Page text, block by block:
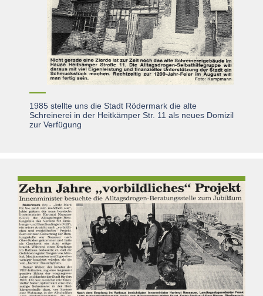
1985 stellte uns die Stadt Rödermark die alte
Schreinerei in der Heitkämper Str. 11 als neues Domizil
zur Verfügung